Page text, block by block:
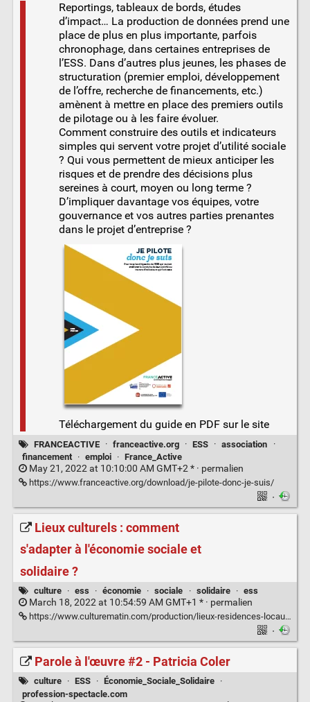
Reportings, tableaux de bords, études
d’impact… La production de données prend une
place de plus en plus importante, parfois
chronophage, dans certaines entreprises de
l’ESS. Dans d’autres plus jeunes, les phases de
structuration (premier emploi, développement
de l’offre, recherche de financements, etc.)
amènent à mettre en place des premiers outils
de pilotage ou à les faire évoluer.
Comment construire des outils et indicateurs
simples qui servent votre projet d’utilité sociale
? Qui vous permettent de mieux anticiper les
risques et de prendre des décisions plus
sereines à court, moyen ou long terme ?
D’impliquer davantage vos équipes, votre
gouvernance et vos autres parties prenantes
dans le projet d’entreprise ?
Téléchargement du guide en PDF sur le site
FRANCEACTIVE · franceactive.org · ESS · association
·
financement
· emploi · France_Active
May 21, 2022 at 10:10:00 AM GMT+2 * · permalien
https://www.franceactive.org/download/je-pilote-donc-je-suis/
·
Lieux culturels : comment
s'adapter à l'économie sociale et
solidaire ?
culture · ess · économie · sociale · solidaire · ess
March 18, 2022 at 10:54:59 AM GMT+1 * · permalien
https://www.culturematin.com/production/lieux-residences-locaux-repetition/pratiques/ess-quels-enjeux-pour-les-structures-culturelles.html
·
Parole à l'œuvre #2 - Patricia Coler
culture · ESS · Économie_Sociale_Solidaire ·
profession-spectacle.com